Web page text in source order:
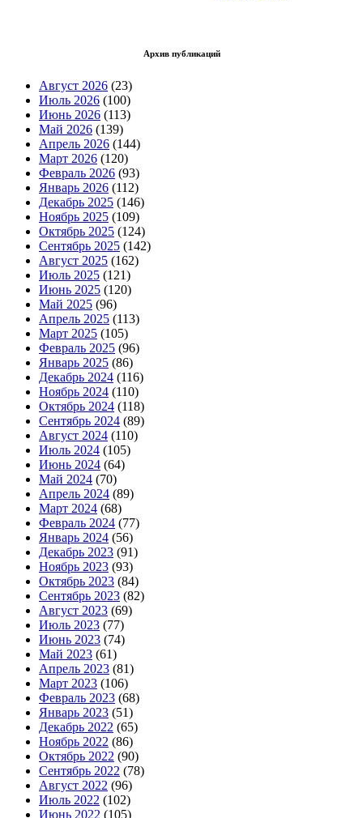
Архив публикаций
Август 2026 (23)
Июль 2026 (100)
Июнь 2026 (113)
Май 2026 (139)
Апрель 2026 (144)
Март 2026 (120)
Февраль 2026 (93)
Январь 2026 (112)
Декабрь 2025 (146)
Ноябрь 2025 (109)
Октябрь 2025 (124)
Сентябрь 2025 (142)
Август 2025 (162)
Июль 2025 (121)
Июнь 2025 (120)
Май 2025 (96)
Апрель 2025 (113)
Март 2025 (105)
Февраль 2025 (96)
Январь 2025 (86)
Декабрь 2024 (116)
Ноябрь 2024 (110)
Октябрь 2024 (118)
Сентябрь 2024 (89)
Август 2024 (110)
Июль 2024 (105)
Июнь 2024 (64)
Май 2024 (70)
Апрель 2024 (89)
Март 2024 (68)
Февраль 2024 (77)
Январь 2024 (56)
Декабрь 2023 (91)
Ноябрь 2023 (93)
Октябрь 2023 (84)
Сентябрь 2023 (82)
Август 2023 (69)
Июль 2023 (77)
Июнь 2023 (74)
Май 2023 (61)
Апрель 2023 (81)
Март 2023 (106)
Февраль 2023 (68)
Январь 2023 (51)
Декабрь 2022 (65)
Ноябрь 2022 (86)
Октябрь 2022 (90)
Сентябрь 2022 (78)
Август 2022 (96)
Июль 2022 (102)
Июнь 2022 (105)